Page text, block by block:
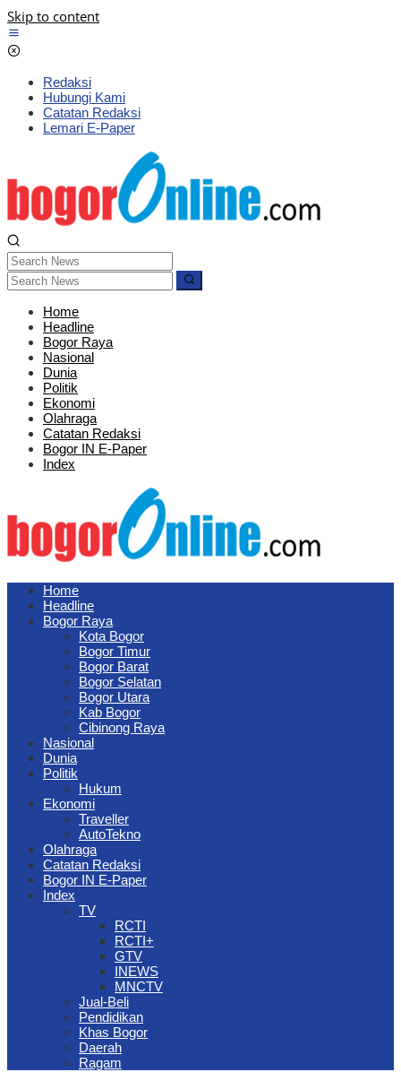
Skip to content
Redaksi
Hubungi Kami
Catatan Redaksi
Lemari E-Paper
Home
Headline
Bogor Raya
Nasional
Dunia
Politik
Ekonomi
Olahraga
Catatan Redaksi
Bogor IN E-Paper
Index
Home
Headline
Bogor Raya
Kota Bogor
Bogor Timur
Bogor Barat
Bogor Selatan
Bogor Utara
Kab Bogor
Cibinong Raya
Nasional
Dunia
Politik
Hukum
Ekonomi
Traveller
AutoTekno
Olahraga
Catatan Redaksi
Bogor IN E-Paper
Index
TV
RCTI
RCTI+
GTV
INEWS
MNCTV
Jual-Beli
Pendidikan
Khas Bogor
Daerah
Ragam